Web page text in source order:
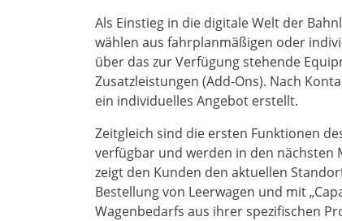
Als Einstieg in die digitale Welt der
wählen aus fahrplanmäßigen oder
über das zur Verfügung stehende
Zusatzleistungen (Add-Ons). Nach
ein individuelles Angebot erstellt.
Zeitgleich sind die ersten Funktionen
verfügbar und werden in den nächsten
zeigt den Kunden den aktuellen
Bestellung von Leerwagen und mit
Wagenbedarfs aus ihrer spezifischen